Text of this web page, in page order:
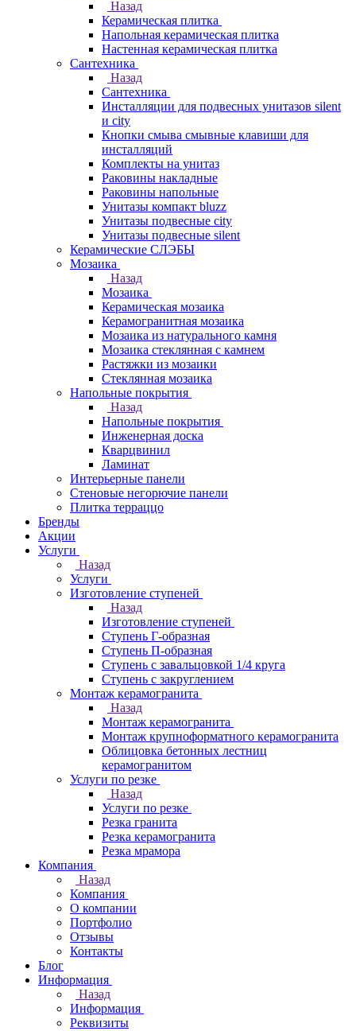
Назад
Керамическая плитка
Напольная керамическая плитка
Настенная керамическая плитка
Сантехника
Назад
Сантехника
Инсталляции для подвесных унитазов silent
и city
Кнопки смыва смывные клавиши для
инсталляций
Комплекты на унитаз
Раковины накладные
Раковины напольные
Унитазы компакт bluzz
Унитазы подвесные city
Унитазы подвесные silent
Керамические СЛЭБЫ
Мозаика
Назад
Мозаика
Керамическая мозаика
Керамогранитная мозаика
Мозаика из натурального камня
Мозаика стеклянная с камнем
Растяжки из мозаики
Стеклянная мозаика
Напольные покрытия
Назад
Напольные покрытия
Инженерная доска
Кварцвинил
Ламинат
Интерьерные панели
Стеновые негорючие панели
Плитка терраццо
Бренды
Акции
Услуги
Назад
Услуги
Изготовление ступеней
Назад
Изготовление ступеней
Ступень Г-образная
Ступень П-образная
Ступень с завальцовкой 1/4 круга
Ступень с закруглением
Монтаж керамогранита
Назад
Монтаж керамогранита
Монтаж крупноформатного керамогранита
Облицовка бетонных лестниц
керамогранитом
Услуги по резке
Назад
Услуги по резке
Резка гранита
Резка керамогранита
Резка мрамора
Компания
Назад
Компания
О компании
Портфолио
Отзывы
Контакты
Блог
Информация
Назад
Информация
Реквизиты